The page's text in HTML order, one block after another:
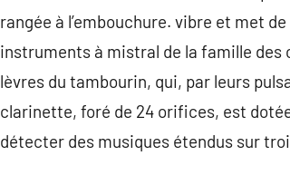
rangée à l’embouchure. vibre et met
instruments à mistral de la famille des
lèvres du tambourin, qui, par leurs
clarinette, foré de 24 orifices, est
détecter des musiques étendus sur